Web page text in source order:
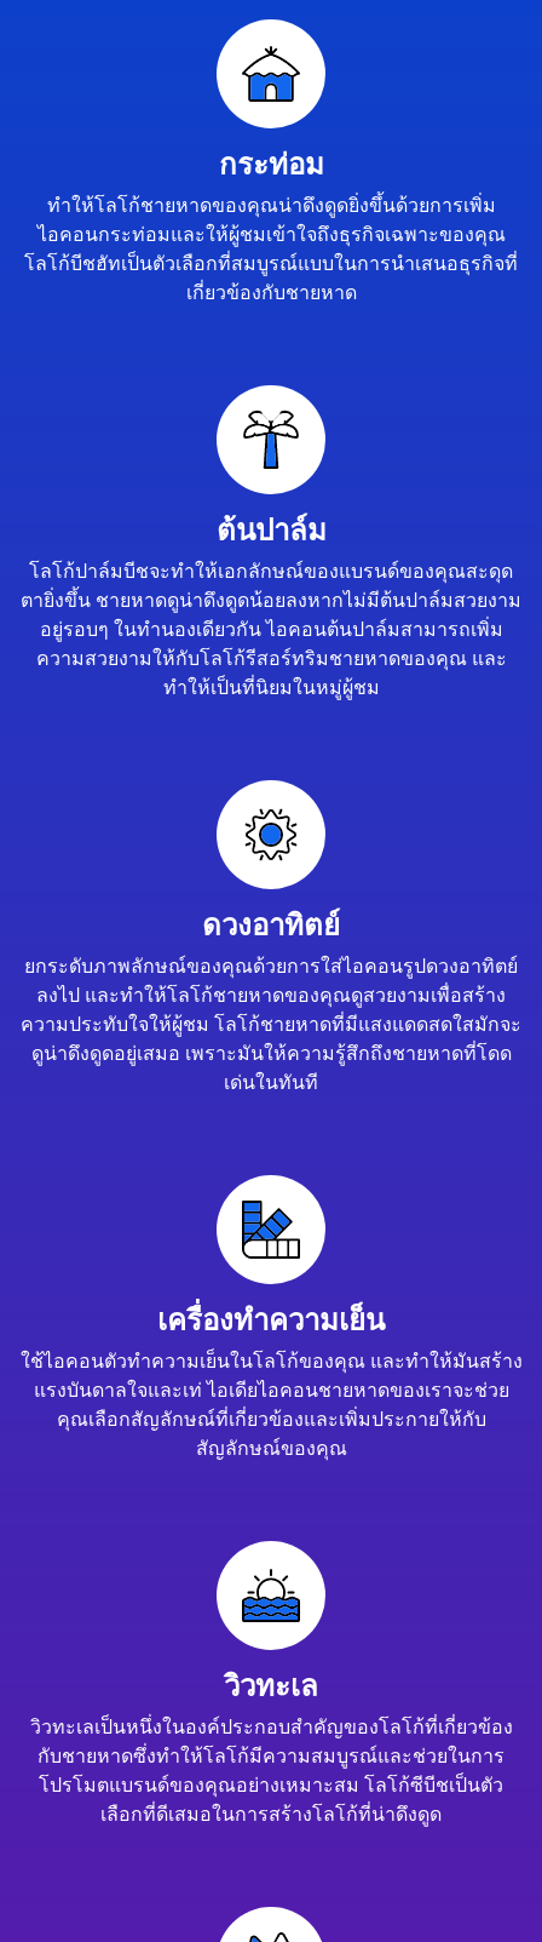
กระท่อม
ทำให้โลโก้ชายหาดของคุณน่าดึงดูดยิ่งขึ้นด้วยการเพิ่ม
ไอคอนกระท่อมและให้ผู้ชมเข้าใจถึงธุรกิจเฉพาะของคุณ
โลโก้บีชฮัทเป็นตัวเลือกที่สมบูรณ์แบบในการนำเสนอธุรกิจที่
เกี่ยวข้องกับชายหาด
ต้นปาล์ม
โลโก้ปาล์มบีชจะทำให้เอกลักษณ์ของแบรนด์ของคุณสะดุด
ตายิ่งขึ้น ชายหาดดูน่าดึงดูดน้อยลงหากไม่มีต้นปาล์มสวยงาม
อยู่รอบๆ ในทำนองเดียวกัน ไอคอนต้นปาล์มสามารถเพิ่ม
ความสวยงามให้กับโลโก้รีสอร์ทริมชายหาดของคุณ และ
ทำให้เป็นที่นิยมในหมู่ผู้ชม
ดวงอาทิตย์
ยกระดับภาพลักษณ์ของคุณด้วยการใส่ไอคอนรูปดวงอาทิตย์
ลงไป และทำให้โลโก้ชายหาดของคุณดูสวยงามเพื่อสร้าง
ความประทับใจให้ผู้ชม โลโก้ชายหาดที่มีแสงแดดสดใสมักจะ
ดูน่าดึงดูดอยู่เสมอ เพราะมันให้ความรู้สึกถึงชายหาดที่โดด
เด่นในทันที
เครื่องทำความเย็น
ใช้ไอคอนตัวทำความเย็นในโลโก้ของคุณ และทำให้มันสร้าง
แรงบันดาลใจและเท่ ไอเดียไอคอนชายหาดของเราจะช่วย
คุณเลือกสัญลักษณ์ที่เกี่ยวข้องและเพิ่มประกายให้กับ
สัญลักษณ์ของคุณ
วิวทะเล
วิวทะเลเป็นหนึ่งในองค์ประกอบสำคัญของโลโก้ที่เกี่ยวข้อง
กับชายหาดซึ่งทำให้โลโก้มีความสมบูรณ์และช่วยในการ
โปรโมตแบรนด์ของคุณอย่างเหมาะสม โลโก้ซีบีชเป็นตัว
เลือกที่ดีเสมอในการสร้างโลโก้ที่น่าดึงดูด